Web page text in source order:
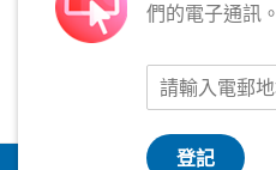
們的電子通訊。
登記